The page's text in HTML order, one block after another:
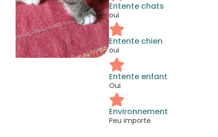
Entente chats
oui
Entente chien
oui
Entente enfant
Oui
Environnement
Peu importe